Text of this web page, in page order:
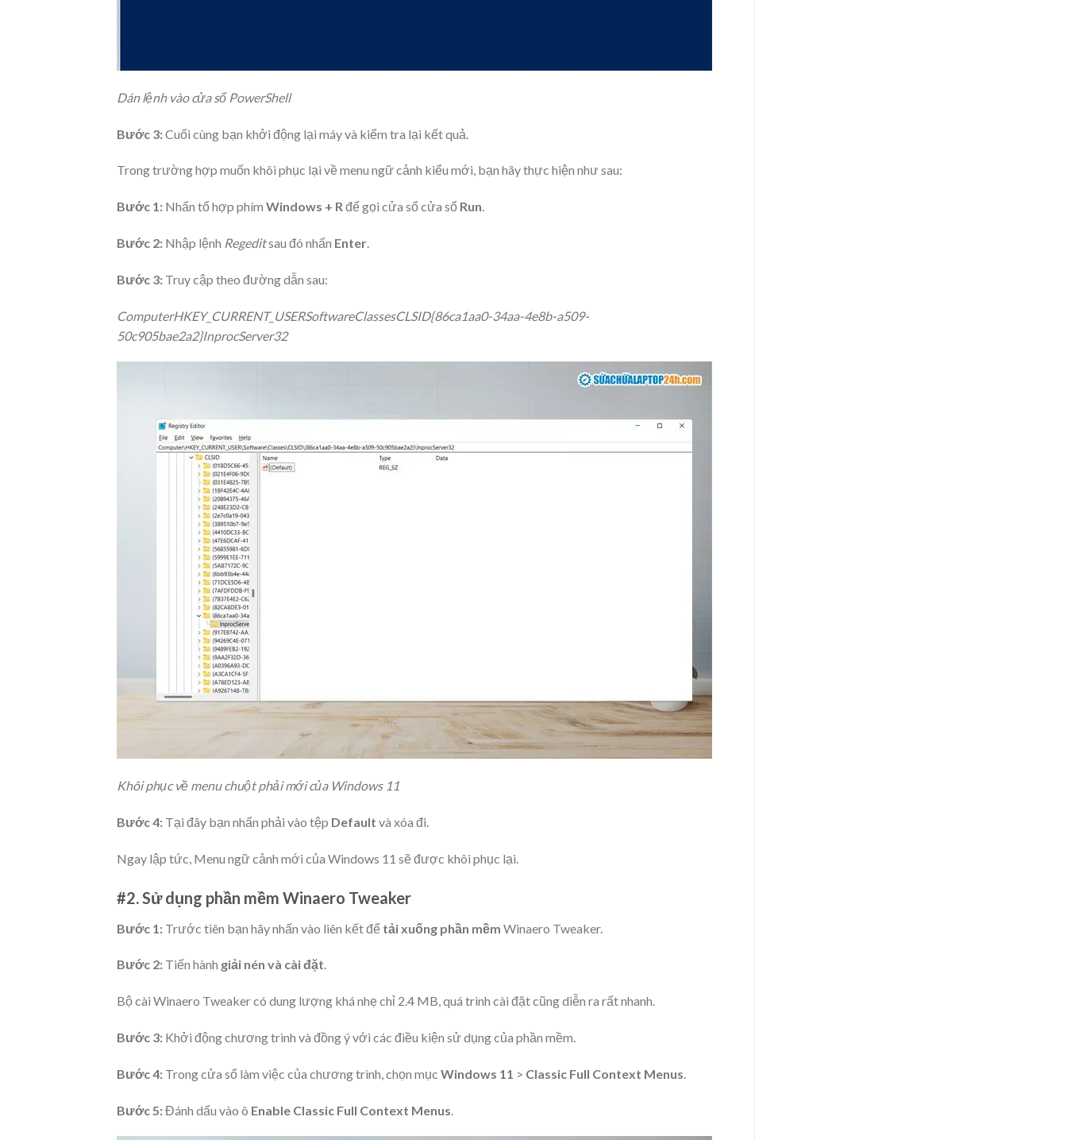
Dán lệnh vào cửa sổ PowerShell
Bước 3:Cuối cùng bạn khởi động lại máy và kiểm tra lại kết quả.
Trong trường hợp muốn khôi phục lại về menu ngữ cảnh kiểu mới, bạn hãy thực hiện như sau:
Bước 1: Nhấn tổ hợp phím Windows + R để gọi cửa sổ cửa sổ Run.
Bước 2: Nhập lệnh Regeditsau đó nhấn Enter.
Bước 3: Truy cập theo đường dẫn sau:
ComputerHKEY_CURRENT_USERSoftwareClassesCLSID{86ca1aa0-34aa-4e8b-a509-
50c905bae2a2}InprocServer32
Khôi phục về menu chuột phải mới của Windows 11
Bước 4: Tại đây bạn nhấn phải vào tệp Default và xóa đi.
Ngay lập tức, Menu ngữ cảnh mới của Windows 11 sẽ được khôi phục lại.
#2. Sử dụng phần mềm Winaero Tweaker
Bước 1: Trước tiên bạn hãy nhấn vào liên kết để tải xuống phần mềm Winaero Tweaker.
Bước 2: Tiến hành giải nén và cài đặt.
Bộ cài Winaero Tweaker có dung lượng khá nhẹ chỉ 2.4 MB, quá trình cài đặt cũng diễn ra rất nhanh.
Bước 3: Khởi động chương trình và đồng ý với các điều kiện sử dụng của phần mềm.
Bước 4: Trong cửa sổ làm việc của chương trình, chọn mục Windows 11 > Classic Full Context Menus
Bước 5:Đánh dấu vào ô Enable Classic Full Context Menus